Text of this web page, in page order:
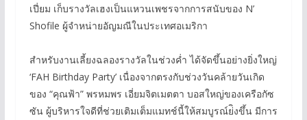
เปี่ยม เก็บรางวัลเฮงเป็นแหวนเพชรจากการสนับของ N’
Shofile ผู้จำหน่ายอัญมณีในประเทศอเมริกา
สำหรับงานเลี้ยงฉลองรางวัลในช่วงค่ำ ได้จัดขึ้นอย่างยิ่งใหญ่
‘FAH Birthday Party’ เนื่องจากตรงกับช่วงวันคล้ายวันเกิด
ของ “คุณฟ้า” พรหมพร เอี่ยมจิตเมตตา บอสใหญ่ของเครือกัซ
ซัน ผู้บริหารใจดีที่ช่วยเติมเต็มแมทช์นี้ให้สมบูรณ์ย่ิงขึ้น มีการ